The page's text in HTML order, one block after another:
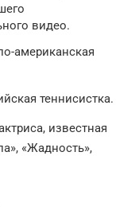
видео.
американская
теннисистка.
известная
«Жадность»,